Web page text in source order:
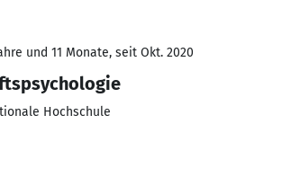
und 11 Monate, seit Okt. 2020
Hochschule